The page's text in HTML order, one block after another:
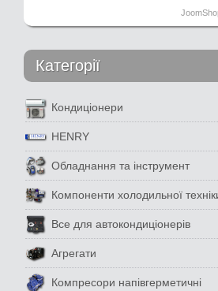
Категорії
Кондиціонери
HENRY
Обладнання та інструмент
Компоненти холодильної
Все для автокондиціонерів
Агрегати
Компресори напівгерметичні